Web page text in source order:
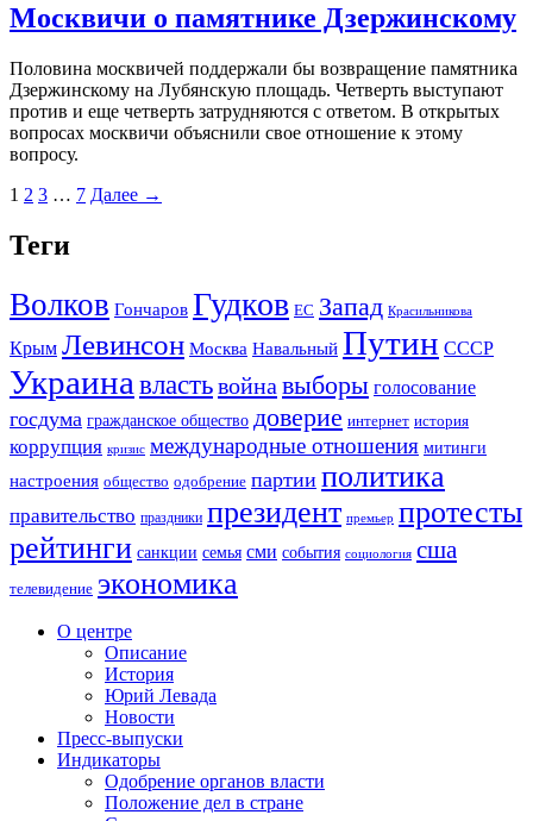
Москвичи о памятнике Дзержинскому
Половина москвичей поддержали бы возвращение памятника
Дзержинскому на Лубянскую площадь. Четверть выступают
против и еще четверть затрудняются с ответом. В открытых
вопросах москвичи объяснили свое отношение к этому
вопросу.
1 2 3 … 7 Далее →
Теги
Волков Гончаров Гудков ЕС Запад Красильникова
Крым Левинсон Москва Навальный Путин СССР
Украина властьвойна выборы голосование
госдума гражданское общество доверие интернет история
коррупция кризис международные отношения митинги
настроения общество одобрение партии политика
правительство праздники президент премьер протесты
рейтинги санкции семья сми события социология сша
телевидение экономика
О центре
Описание
История
Юрий Левада
Новости
Пресс-выпуски
Индикаторы
Одобрение органов власти
Положение дел в стране